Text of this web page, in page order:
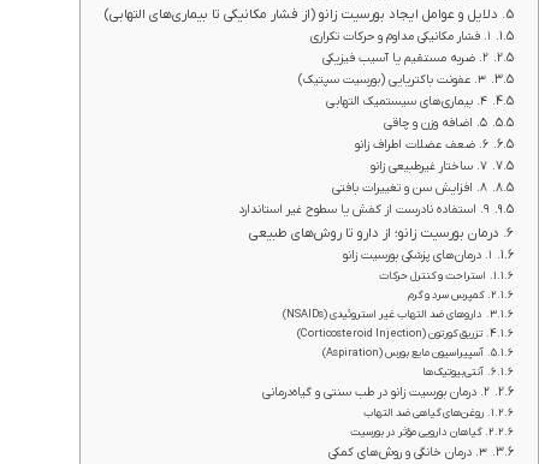
دلایل و عوامل ایجاد بورسیت زانو (از فشار مکانیکی تا بیماری‌های التهابی)
درمان بورسیت زانو؛ از دارو تا روش‌های طبیعی
استراحت و کنترل حرکات
کمپرس سرد و گرم
داروهای ضد التهاب غیر استروئیدی (NSAIDs)
تزریق کورتون (Corticosteroid Injection)
آسپیراسیون مایع بورس (Aspiration)
آنتی‌بیوتیک‌ها
روغن‌های گیاهی ضد التهاب
گیاهان دارویی مؤثر در بورسیت